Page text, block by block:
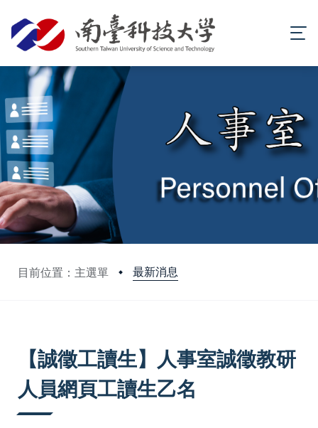
目前位置：主選單 最新消息
【誠徵工讀生】人事室誠徵教研
人員網頁工讀生乙名